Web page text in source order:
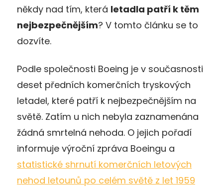
někdy nad tím, která letadla patří k těm
nejbezpečnějším? V tomto článku se to
dozvíte.
Podle společnosti Boeing je v současnosti
deset předních komerčních tryskových
letadel, které patří k nejbezpečnějším na
světě. Zatím u nich nebyla zaznamenána
žádná smrtelná nehoda. O jejich pořadí
informuje výroční zpráva Boeingu a
statistické shrnutí komerčních letových
nehod letounů po celém světě z let 1959